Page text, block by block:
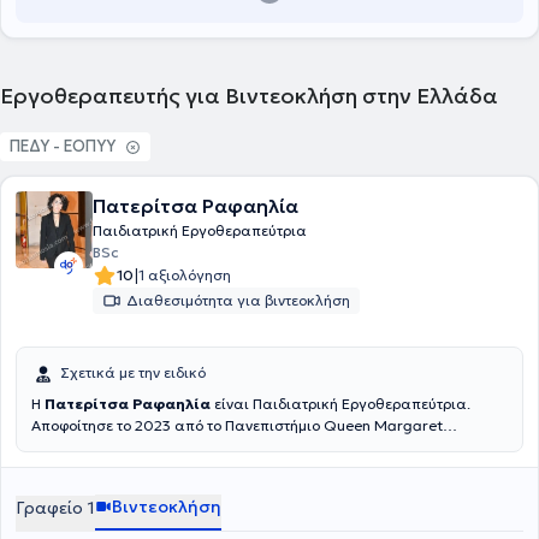
Εργοθεραπευτής για Βιντεοκλήση στην Ελλάδα
ΠΕΔΥ - ΕΟΠΥΥ
Πατερίτσα Ραφαηλία
Παιδιατρική Εργοθεραπεύτρια
BSc
10|1 αξιολόγηση
Διαθεσιμότητα για βιντεοκλήση
Σχετικά με την ειδικό
Η Πατερίτσα Ραφαηλία είναι Παιδιατρική Εργοθεραπεύτρια.
Αποφοίτησε το 2023 από το Πανεπιστήμιο Queen Margaret
Εργοθεραπευτών. Διαθέτει επαγγελματική εμπειρία ως
παιδιά και εφήβους. Διαθέτει εμπειρία με παιδιά που
αντιμετωπίζουν αναπτυξιακές και νευροαναπτυξιακές δυσκολίες,
Γραφείο 1 Βιντεοκλήση